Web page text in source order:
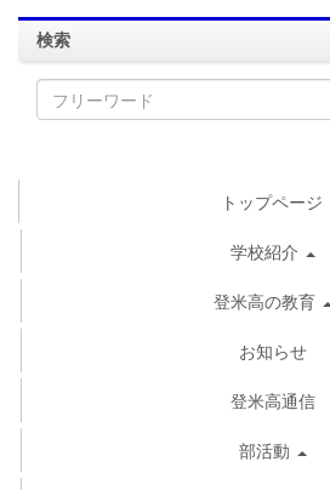
検索
トップページ
学校紹介
登米高の教育
お知らせ
登米高通信
部活動